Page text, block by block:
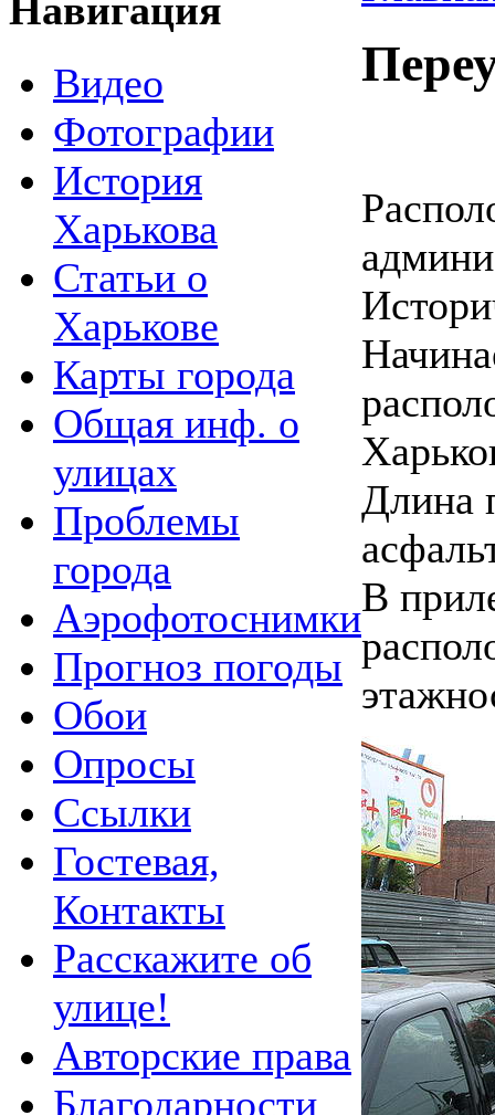
Навигация
Видео
Фотографии
История
Харькова
Статьи о
Харькове
Карты города
Общая инф. о
улицах
Проблемы
города
Аэрофотоснимки
Прогноз погоды
Обои
Опросы
Ссылки
Гостевая,
Контакты
Расскажите об
улице!
Авторские права
Благодарности
Длина
В